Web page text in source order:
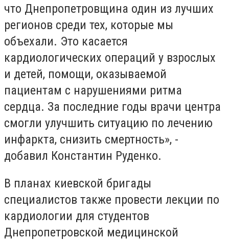
что Днепропетровщина один из лучших
регионов среди тех, которые мы
объехали. Это касается
кардиологических операций у взрослых
и детей, помощи, оказываемой
пациентам с нарушениями ритма
сердца. За последние годы врачи центра
смогли улучшить ситуацию по лечению
инфаркта, снизить смертность», -
добавил Константин Руденко.
В планах киевской бригады
специалистов также провести лекции по
кардиологии для студентов
Днепропетровской медицинской